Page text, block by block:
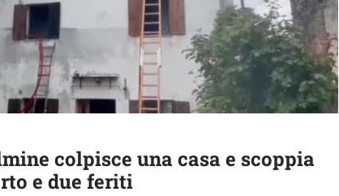
colpisce una casa e scoppia
e due feriti